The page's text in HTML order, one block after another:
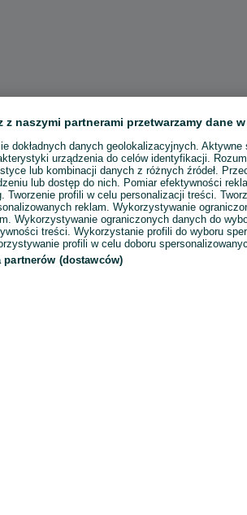
z naszymi partnerami przetwarzamy dane
dokładnych danych geolokalizacyjnych. Aktywne
urządzenia do celów identyfikacji.
lub kombinacji danych z różnych źródeł.
lub dostęp do nich. Pomiar efektywności
Tworzenie profili w celu personalizacji treści.
reklam. Wykorzystywanie
Wykorzystywanie ograniczonych danych do
treści. Wykorzystanie profili do wyboru
profili w celu doboru
partnerów (dostawców)